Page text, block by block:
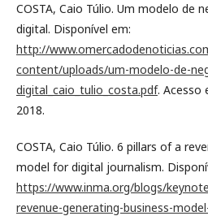
COSTA, Caio Túlio. Um modelo de
digital. Disponível em:
http://
content/uploads/um-modelo-de-
digital_caio_tulio_costa.pdf. Acesso
2018.
COSTA, Caio Túlio. 6 pillars of a
model for digital journalism.
https://www.inma.org/blogs/
revenue-generating-business-